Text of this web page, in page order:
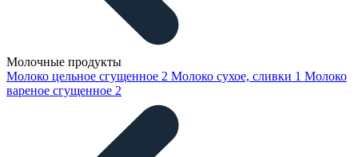
Молочные продукты
Молоко цельное сгущенное 2 Молоко сухое, сливки 1 Молоко
вареное сгущенное 2